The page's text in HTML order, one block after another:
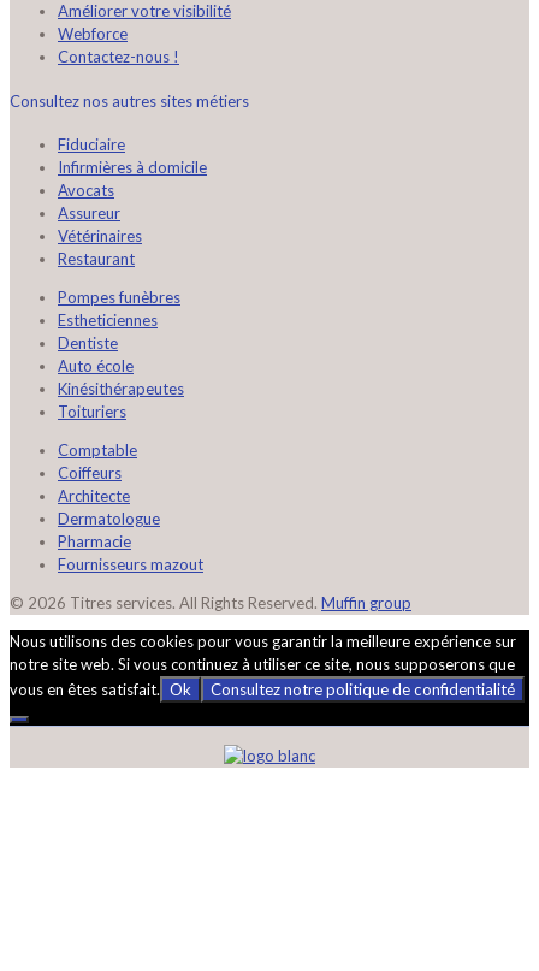
Améliorer votre visibilité
Webforce
Contactez-nous !
Consultez nos autres sites métiers
Fiduciaire
Infirmières à domicile
Avocats
Assureur
Vétérinaires
Restaurant
Pompes funèbres
Estheticiennes
Dentiste
Auto école
Kinésithérapeutes
Toituriers
Comptable
Coiffeurs
Architecte
Dermatologue
Pharmacie
Fournisseurs mazout
© 2026 Titres services. All Rights Reserved. Muffin group
Nous utilisons des cookies pour vous garantir la meilleure expérience sur
notre site web. Si vous continuez à utiliser ce site, nous supposerons que
vous en êtes satisfait. Ok Consultez notre politique de confidentialité